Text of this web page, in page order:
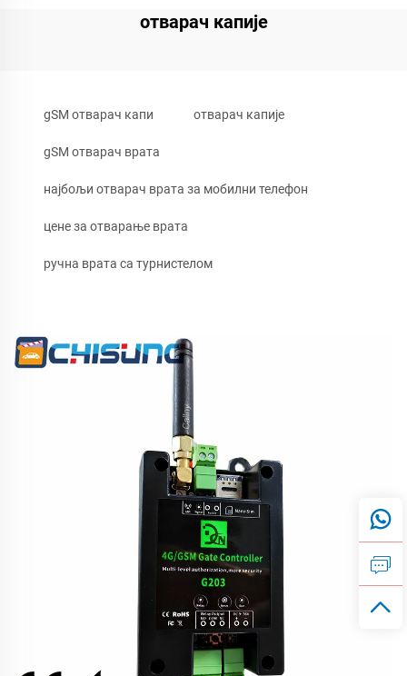
отварач капије
gSM отварач капи отварач капије
gSM отварач врата
најбољи отварач врата за мобилни телефон
цене за отварање врата
ручна врата са турнистелом